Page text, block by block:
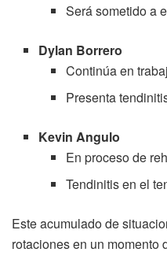
Será sometido a
Dylan Borrero
Continúa en
Presenta
Kevin Angulo
En proceso de
Tendinitis en el
Este acumulado de
rotaciones en un momento